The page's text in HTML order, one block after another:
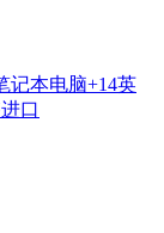
记本电脑+14英
口